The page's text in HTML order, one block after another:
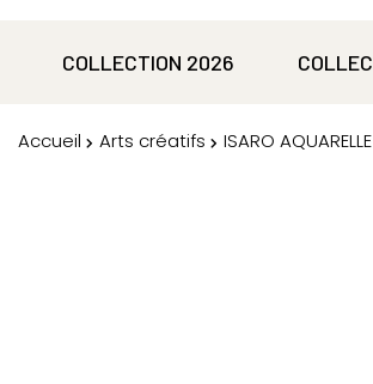
COLLECTION 2026
Accueil Arts créatifs ISARO AQUARELLE